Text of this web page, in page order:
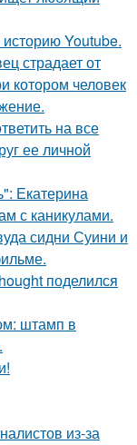
Youtube.
страдает от
котором человек
на все
ее личной
Екатерина
с каникулами.
сидни Суини и
поделился
штамп в
из-за